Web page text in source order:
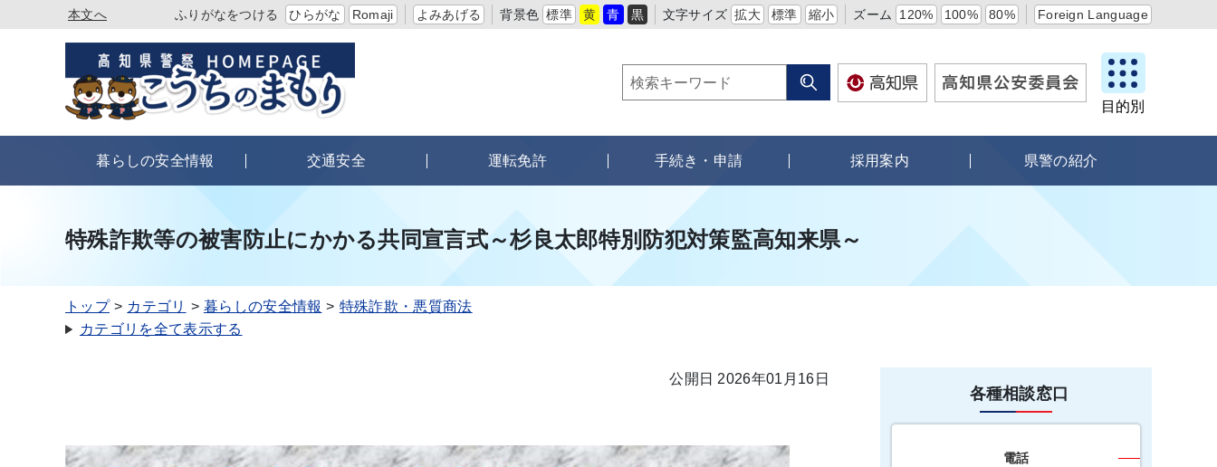
本文へ ふりがなをつける ひらがな Romaji よみあげる 背景色 標準 黄 青 黒 文字サイズ 拡大 標準 縮小 ズーム 120% 100% 80% Foreign Language
目的別
暮らしの安全情報 交通安全 運転免許 手続き・申請 採用案内 県警の紹介
特殊詐欺等の被害防止にかかる共同宣言式～杉良太郎特別防犯対策監高知来県～
トップ カテゴリ 暮らしの安全情報
特殊詐欺・悪質商法
カテゴリを全て表示する
公開日 2026年01月16日
各種相談窓口
電話